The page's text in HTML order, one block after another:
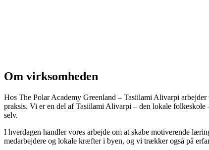
Om virksomheden
Hos The Polar Academy Greenland – Tasiilami Alivarpi
praksis. Vi er en del af Tasiilami Alivarpi – den lokale
selv.
I hverdagen handler vores arbejde om at skabe motiverende
medarbejdere og lokale kræfter i byen, og vi trækker også på